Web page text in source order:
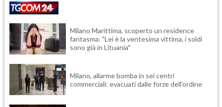
Milano Marittima, scoperto un residence
fantasma: "Lei è la ventesima vittima, i soldi
sono già in Lituania"
Milano, allarme bomba in sei centri
commerciali: evacuati dalle forze dell'ordine